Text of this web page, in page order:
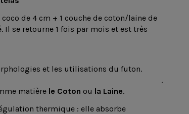
de 4 cm + 1 couche de coton/laine de
Il se retourne 1 fois par mois et est très
et les utilisations du futon.
.
matière le Coton ou la Laine.
thermique : elle absorbe